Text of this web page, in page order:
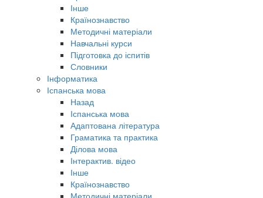
Інше
Країнознавство
Методичні матеріали
Навчальні курси
Підготовка до іспитів
Словники
Інформатика
Іспанська мова
Назад
Іспанська мова
Адаптована література
Граматика та практика
Ділова мова
Інтерактив. відео
Інше
Країнознавство
Методичні матеріали